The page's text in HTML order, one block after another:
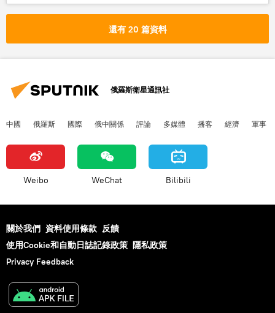
對俄制裁
還有 20 篇資料
俄羅斯衛星通訊社
中國 俄羅斯 國際 俄中關係 評論 多媒體 播客 經濟 軍事
Weibo WeChat Bilibili
關於我們 資料使用條款 反饋
使用Cookie和自動日誌記錄政策 隱私政策
Privacy Feedback